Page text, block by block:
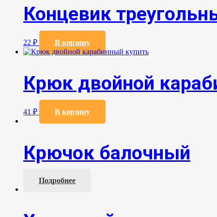
Концевик
22 ₽ В корзину
Крюк двойной
41 ₽ В корзину
Крючок балочный
Подробнее